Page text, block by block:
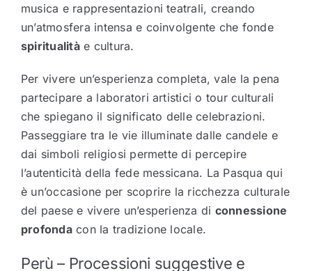
musica e rappresentazioni teatrali, creando
un’atmosfera intensa e coinvolgente che fonde
spiritualitàe cultura.
Per vivere un’esperienza completa, vale la pena
partecipare a laboratori artistici o tour culturali
che spiegano il significato delle celebrazioni.
Passeggiare tra le vie illuminate dalle candele e
dai simboli religiosi permette di percepire
l’autenticità della fede messicana. La Pasqua qui
è un’occasione per scoprire la ricchezza culturale
del paese e vivere un’esperienza di connessione
profondacon la tradizione locale.
Perù – Processioni suggestive e